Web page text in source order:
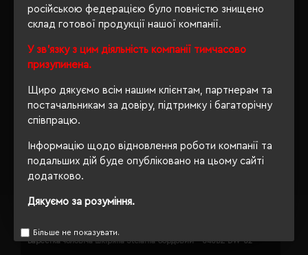
російською федерацією було повністю знищено
склад готової продукції нашої компанії.
У зв'язку з цим діяльність компанії тимчасово
призупинена.
Щиро дякуємо всім нашим клієнтам, партнерам та
постачальникам за довіру, підтримку і багаторічну
співпрацю.
Інформацію щодо відновлення роботи компанії та
подальших дій буде опубліковано на цьому сайті
додатково.
Дякуємо за розуміння.
Більше не показувати.
Барсетка чоловіча шкіряна Stefania бордовий - 848BZ-DW-82